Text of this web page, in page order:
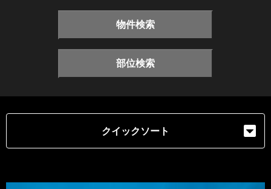
物件検索
部位検索
クイックソート